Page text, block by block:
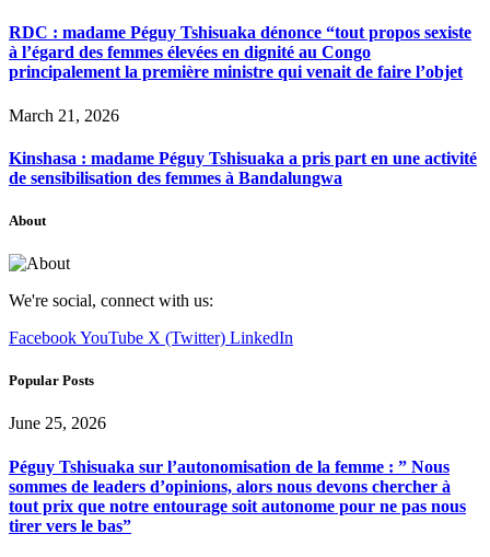
RDC : madame Péguy Tshisuaka dénonce “tout propos sexiste
à l’égard des femmes élevées en dignité au Congo
principalement la première ministre qui venait de faire l’objet
March 21, 2026
Kinshasa : madame Péguy Tshisuaka a pris part en une activité
de sensibilisation des femmes à Bandalungwa
About
We're social, connect with us:
FacebookYouTube X (Twitter) LinkedIn
Popular Posts
June 25, 2026
Péguy Tshisuaka sur l’autonomisation de la femme : ” Nous
sommes de leaders d’opinions, alors nous devons chercher à
tout prix que notre entourage soit autonome pour ne pas nous
tirer vers le bas”